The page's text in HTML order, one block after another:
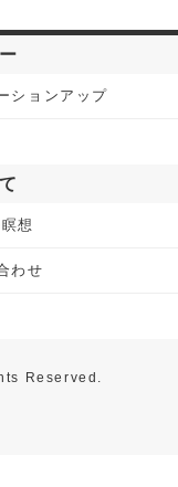
ションアップ
想
わせ
Reserved.